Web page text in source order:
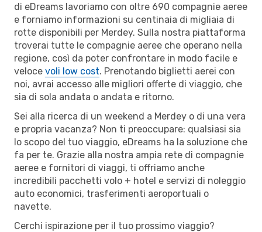
di eDreams lavoriamo con oltre 690 compagnie aeree
e forniamo informazioni su centinaia di migliaia di
rotte disponibili per Merdey. Sulla nostra piattaforma
troverai tutte le compagnie aeree che operano nella
regione, così da poter confrontare in modo facile e
veloce voli low cost. Prenotando biglietti aerei con
noi, avrai accesso alle migliori offerte di viaggio, che
sia di sola andata o andata e ritorno.
Sei alla ricerca di un weekend a Merdey o di una vera
e propria vacanza? Non ti preoccupare: qualsiasi sia
lo scopo del tuo viaggio, eDreams ha la soluzione che
fa per te. Grazie alla nostra ampia rete di compagnie
aeree e fornitori di viaggi, ti offriamo anche
incredibili pacchetti volo + hotel e servizi di noleggio
auto economici, trasferimenti aeroportuali o
navette.
Cerchi ispirazione per il tuo prossimo viaggio?